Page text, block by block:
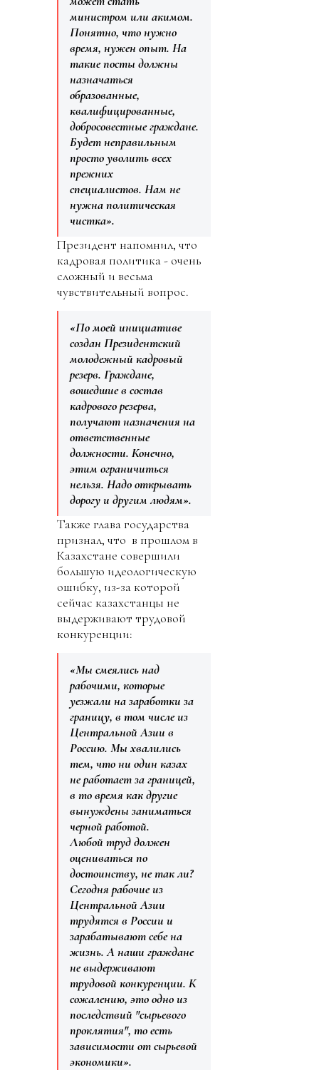
министром или акимом.
Понятно, что нужно
время, нужен опыт. На
такие посты должны
назначаться
образованные,
квалифицированные,
добросовестные граждане.
Будет неправильным
просто уволить всех
прежних
специалистов. Нам не
нужна политическая
чистка».
Президент напомнил, что
кадровая политика - очень
сложный и весьма
чувствительный вопрос.
«По моей инициативе
создан Президентский
молодежный кадровый
резерв. Граждане,
вошедшие в состав
кадрового резерва,
получают назначения на
ответственные
должности. Конечно,
этим ограничиться
нельзя. Надо открывать
дорогу и другим людям».
Также глава государства
признал, что в прошлом в
Казахстане совершили
большую идеологическую
ошибку, из-за которой
сейчас казахстанцы не
выдерживают трудовой
конкуренции:
«Мы смеялись над
рабочими, которые
уезжали на заработки за
границу, в том числе из
Центральной Азии в
Россию. Мы хвалились
тем, что ни один казах
не работает за границей,
в то время как другие
вынуждены заниматься
черной работой.
Любой труд должен
оцениваться по
достоинству, не так ли?
Сегодня рабочие из
Центральной Азии
трудятся в России и
зарабатывают себе на
жизнь. А наши граждане
не выдерживают
трудовой конкуренции. К
сожалению, это одно из
последствий "сырьевого
проклятия", то есть
зависимости от сырьевой
экономики».